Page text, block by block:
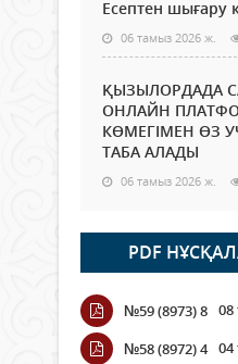
Есептен шығару
06 тамыз 2026 ж.
ҚЫЗЫЛОРДАДА
ОНЛАЙН
КӨМЕГІМЕН ӨЗ
ТАБА АЛАДЫ
06 тамыз 2026 ж.
Open Air:
полиция
мыңнан астам
қауіпсіздігін
06 тамыз 2026 ж.
PDF
№59 (8973) 8
№58 (8972) 4